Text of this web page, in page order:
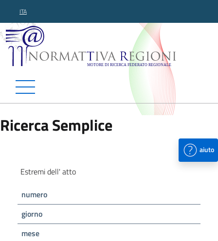
ITA
Normattiva Regioni -
Ricerca Semplice
aiuto
Estremi dell' atto
numero
giorno
mese